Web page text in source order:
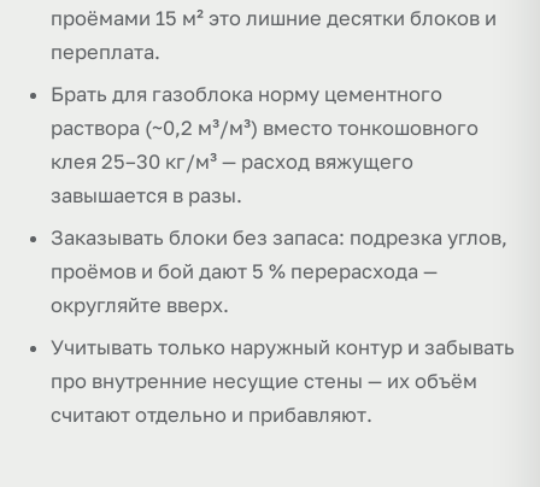
проёмами 15 м² это лишние десятки блоков и
переплата.
Брать для газоблока норму цементного
раствора (~0,2 м³/м³) вместо тонкошовного
клея 25–30 кг/м³ — расход вяжущего
завышается в разы.
Заказывать блоки без запаса: подрезка углов,
проёмов и бой дают 5 % перерасхода —
округляйте вверх.
Учитывать только наружный контур и забывать
про внутренние несущие стены — их объём
считают отдельно и прибавляют.